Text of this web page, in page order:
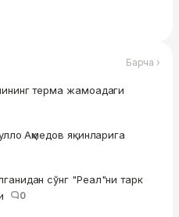
Барча ›
терма жамоадаги
Аҳмедов яқинларига
сўнг "Реал"ни тарк
0